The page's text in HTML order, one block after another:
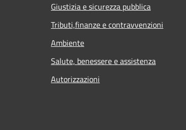
Giustizia e sicurezza pubblica
Tributi,finanze e contravvenzioni
Ambiente
Salute, benessere e assistenza
Autorizzazioni